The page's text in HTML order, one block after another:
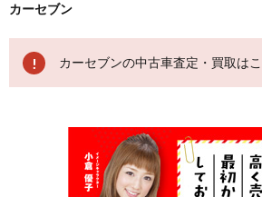
カーセブン
カーセブンの中古車査定・買取は